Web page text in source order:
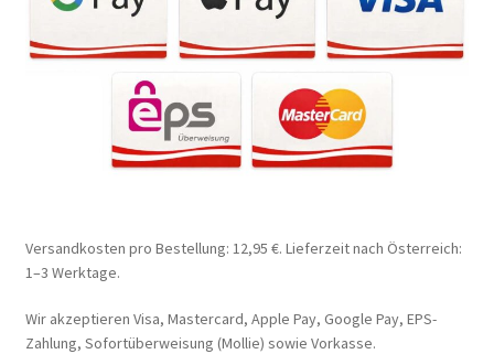
Versandkosten pro Bestellung: 12,95 €. Lieferzeit nach Österreich:
1–3 Werktage.
Wir akzeptieren Visa, Mastercard, Apple Pay, Google Pay, EPS-
Zahlung, Sofortüberweisung (Mollie) sowie Vorkasse.